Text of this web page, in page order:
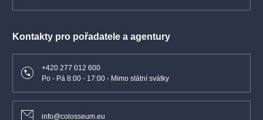
Kontakty pro pořadatele a agentury
+420 277 012 600
Po - Pá 8:00 - 17:00 - Mimo státní svátky
info@colosseum.eu